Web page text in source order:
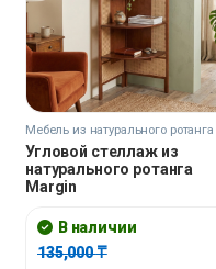
Мебель из натурального ротанга
Угловой стеллаж из
натурального ротанга
Margin
В наличии
135,000₸